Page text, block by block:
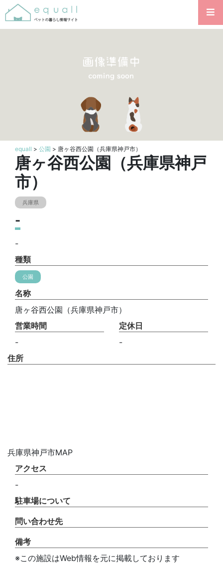
equall > 公園 > 唐ヶ谷西公園（兵庫県神戸市）
唐ヶ谷西公園（兵庫県神戸
市）
兵庫県
-
-
種類
公園
名称
唐ヶ谷西公園（兵庫県神戸市）
営業時間
-
定休日
-
住所
兵庫県神戸市MAP
アクセス
-
駐車場について
問い合わせ先
備考
※この施設はWeb情報を元に掲載しております